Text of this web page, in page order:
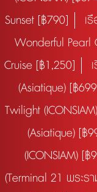
Sunset [฿790]
เ
Wonderful Pearl
Cruise [฿1,250]
(Asiatique) [฿
Twilight
(Asiatique) [฿
(ICONSIAM) [฿
(Terminal 21 พระร